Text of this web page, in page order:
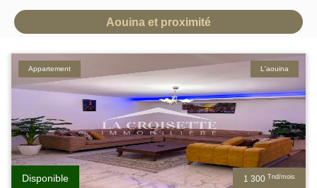
Aouina et proximité
1 300 Tnd/mois
Disponible
L'aouina
Appartement